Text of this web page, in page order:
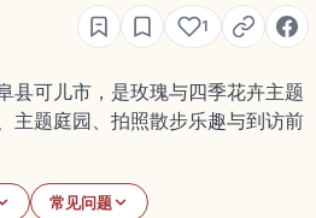
1
县可儿市，是玫瑰与四季花卉主题
主题庭园、拍照散步乐趣与到访前
常见问题